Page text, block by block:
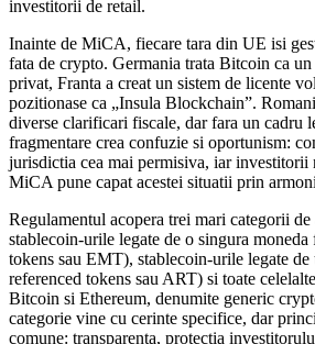
investitorii de retail.
Inainte de MiCA, fiecare tara din UE isi
fata de crypto. Germania trata Bitcoin ca
privat, Franta a creat un sistem de licente
pozitionase ca „Insula Blockchain”.
diverse clarificari fiscale, dar fara un cadru
fragmentare crea confuzie si oportunism:
jurisdictia cea mai permisiva, iar investitorii
MiCA pune capat acestei situatii prin
Regulamentul acopera trei mari categorii
stablecoin-urile legate de o singura
tokens sau EMT), stablecoin-urile legate de
referenced tokens sau ART) si toate
Bitcoin si Ethereum, denumite generic
categorie vine cu cerinte specifice, dar
comune: transparenta, protectia